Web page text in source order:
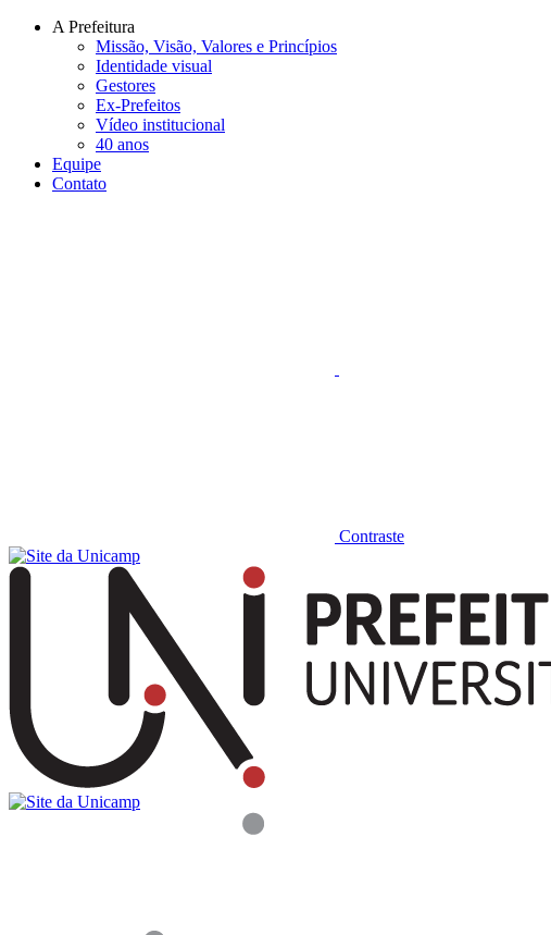
Conteúdo principal
A Prefeitura
Missão, Visão, Valores e Princípios
Identidade visual
Gestores
Ex-Prefeitos
Vídeo institucional
40 anos
Equipe
Contato
Contraste